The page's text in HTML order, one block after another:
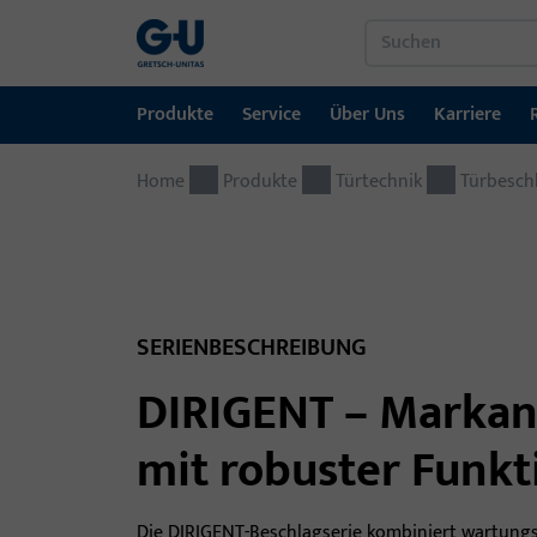
Produkte
Produkte
Automatische Eingangsysteme
Service
Service
Über Uns
Über Uns
Karriere
Karriere
Referenzen
Kontakt
Home Produkte Türtechnik
SERIENBESCHREIBUNG
DIRIGENT –
mit robuster